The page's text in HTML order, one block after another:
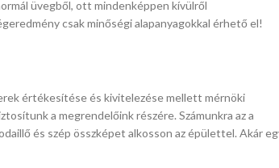
üvegből, ott mindenképpen kívülről
csak minőségi alapanyagokkal érhető el!
értékesítése és kivitelezése mellett mérnöki
a megrendelőink részére. Számunkra az a
és szép összképet alkosson az épülettel. Akár